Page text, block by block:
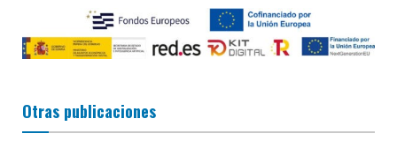
Otras publicaciones